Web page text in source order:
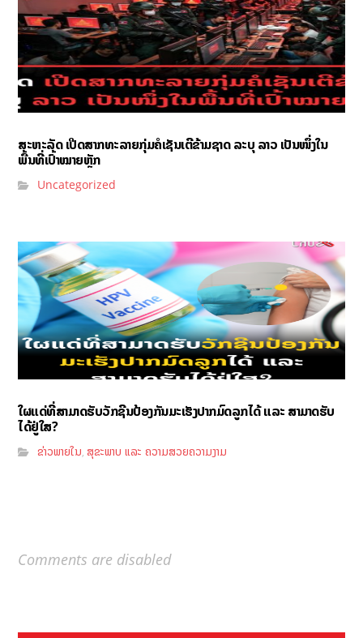
ສະຫະລັດ ເປີດສາກທະລາຍກຸ່ມຄໍເຊັນເຕີຂ້າມຊາດ ລະບຸ ລາວ ເປັນໜຶ່ງໃນ
ພື້ນທີ່ເປົ້າໝາຍຫຼັກ
Uncategorized
ໃຜແດ່ທີ່ສາມາດຮັບວັກຊີນປ້ອງກັນມະເຮັງປາກມົດລູກໄດ້ ແລະ ສາມາດຮັບ
ໄດ້ຢູ່ໃສ?
ຂ່າວພາຍໃນ,ສຸຂະພາບ ແລະ ຄວາມສວຍຄວາມງາມ
Comments are disabled